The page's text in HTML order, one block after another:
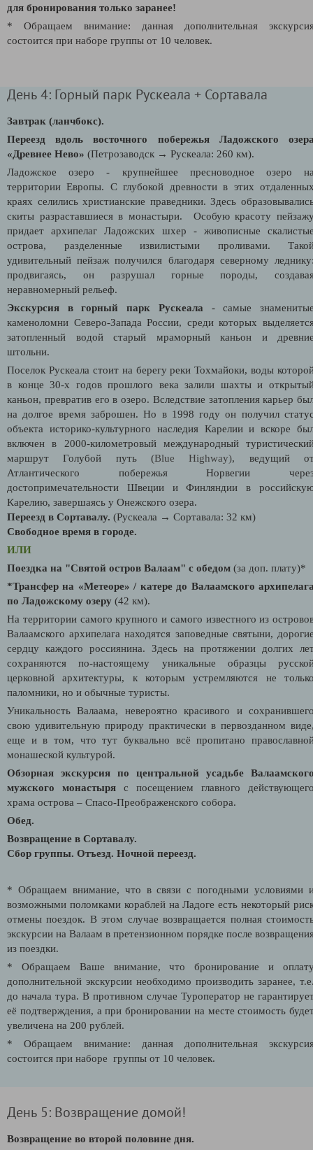
для бронирования только заранее!
* Обращаем внимание: данная дополнительная
состоится при наборе группы от 10 человек.
День 4: Горный парк Рускеала + Сортавала
Завтрак (ланчбокс).
Переезд вдоль восточного побережья Ладожского
«Древнее Нево» (Петрозаводск → Рускеала: 260 км).
Ладожское озеро - крупнейшее пресноводное озеро
территории Европы. С глубокой древности в этих
краях селились христианские праведники. Здесь
скиты разраставшиеся в монастыри. Особую красоту
придает архипелаг Ладожских шхер - живописные
острова, разделенные извилистыми проливами.
удивительный пейзаж получился благодаря северному
продвигаясь, он разрушал горные породы,
неравномерный рельеф.
Экскурсия в горный парк Рускеала - самые
каменоломни Северо-Запада России, среди которых
затопленный водой старый мраморный каньон и
штольни.
Поселок Рускеала стоит на берегу реки Тохмайоки, воды
в конце 30-х годов прошлого века залили шахты и
каньон, превратив его в озеро. Вследствие затопления карьер
на долгое время заброшен. Но в 1998 году он получил
объекта историко-культурного наследия Карелии и вскоре
включен в 2000-километровый международный
маршрут Голубой путь (Blue Highway), ведущий
Атлантического побережья Норвегии
достопримечательности Швеции и Финляндии в
Карелию, завершаясь у Онежского озера.
Переезд в Сортавалу. (Рускеала → Сортавала: 32 км)
Свободное время в городе.
ИЛИ
Поездка на "Святой остров Валаам" с обедом (за доп. плату)*
*Трансфер на «Метеоре» / катере до Валаамского
по Ладожскому озеру (42 км).
На территории самого крупного и самого известного из
Валаамского архипелага находятся заповедные святыни,
сердцу каждого россиянина. Здесь на протяжении долгих
сохраняются по-настоящему уникальные образцы
церковной архитектуры, к которым устремляются не
паломники, но и обычные туристы.
Уникальность Валаама, невероятно красивого и
свою удивительную природу практически в первозданном
еще и в том, что тут буквально всё пропитано
монашеской культурой.
Обзорная экскурсия по центральной усадьбе
мужского монастыря с посещением главного
храма острова – Спасо-Преображенского собора.
Обед.
Возвращение в Сортавалу.
Сбор группы. Отъезд. Ночной переезд.
* Обращаем внимание, что в связи с погодными условиями
возможными поломками кораблей на Ладоге есть некоторый
отмены поездок. В этом случае возвращается полная
экскурсии на Валаам в претензионном порядке после
из поездки.
* Обращаем Ваше внимание, что бронирование и
дополнительной экскурсии необходимо производить заранее,
до начала тура. В противном случае Туроператор не
её подтверждения, а при бронировании на месте стоимость
увеличена на 200 рублей.
* Обращаем внимание: данная дополнительная
состоится при наборе группы от 10 человек.
День 5: Возвращение домой!
Возвращение во второй половине дня.